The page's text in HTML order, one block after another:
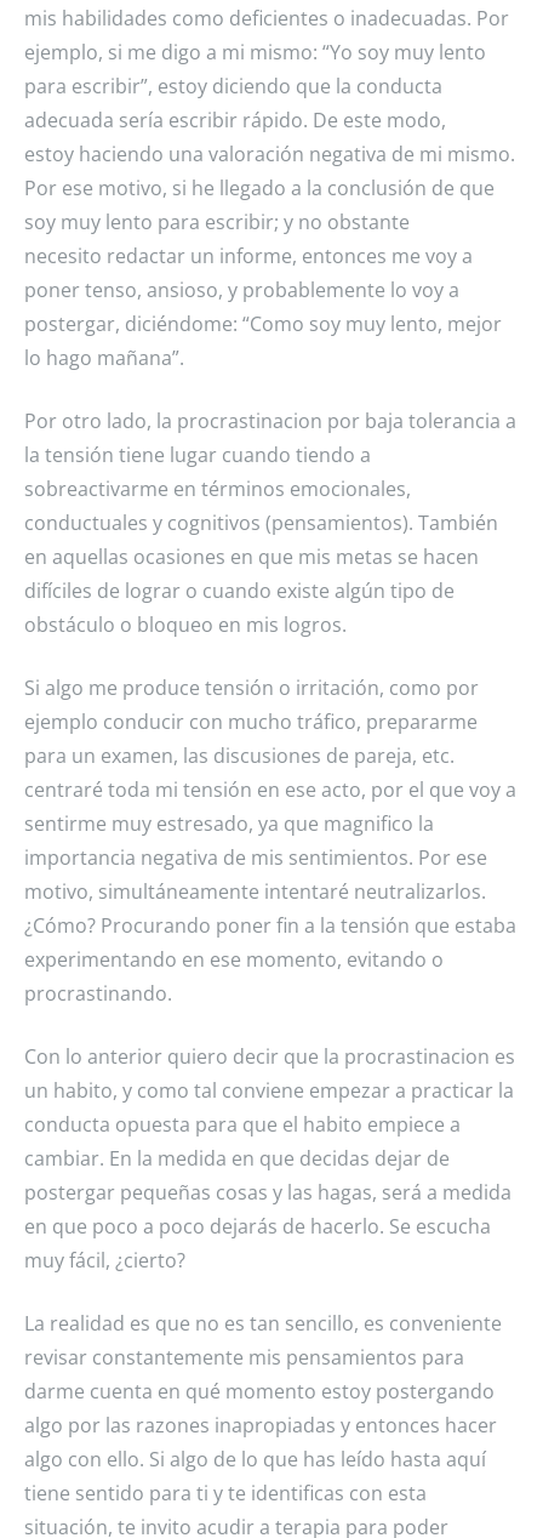
mis habilidades como deficientes o inadecuadas. Por
ejemplo, si me digo a mi mismo: “Yo soy muy lento
para escribir”, estoy diciendo que la conducta
adecuada sería escribir rápido. De este modo,
estoy haciendo una valoración negativa de mi mismo.
Por ese motivo, si he llegado a la conclusión de que
soy muy lento para escribir; y no obstante
necesito redactar un informe, entonces me voy a
poner tenso, ansioso, y probablemente lo voy a
postergar, diciéndome: “Como soy muy lento, mejor
lo hago mañana”.
Por otro lado, la procrastinacion por baja tolerancia a
la tensión tiene lugar cuando tiendo a
sobreactivarme en términos emocionales,
conductuales y cognitivos (pensamientos). También
en aquellas ocasiones en que mis metas se hacen
difíciles de lograr o cuando existe algún tipo de
obstáculo o bloqueo en mis logros.
Si algo me produce tensión o irritación, como por
ejemplo conducir con mucho tráfico, prepararme
para un examen, las discusiones de pareja, etc.
centraré toda mi tensión en ese acto, por el que voy a
sentirme muy estresado, ya que magnifico la
importancia negativa de mis sentimientos. Por ese
motivo, simultáneamente intentaré neutralizarlos.
¿Cómo? Procurando poner fin a la tensión que estaba
experimentando en ese momento, evitando o
procrastinando.
Con lo anterior quiero decir que la procrastinacion es
un habito, y como tal conviene empezar a practicar la
conducta opuesta para que el habito empiece a
cambiar. En la medida en que decidas dejar de
postergar pequeñas cosas y las hagas, será a medida
en que poco a poco dejarás de hacerlo. Se escucha
muy fácil, ¿cierto?
La realidad es que no es tan sencillo, es conveniente
revisar constantemente mis pensamientos para
darme cuenta en qué momento estoy postergando
algo por las razones inapropiadas y entonces hacer
algo con ello. Si algo de lo que has leído hasta aquí
tiene sentido para ti y te identificas con esta
situación, te invito acudir a terapia para poder